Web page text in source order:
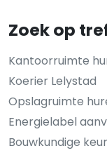
Zoek op
Kantoorruimte
Koerier Lelystad
Opslagruimte
Energielabel
Bouwkundige